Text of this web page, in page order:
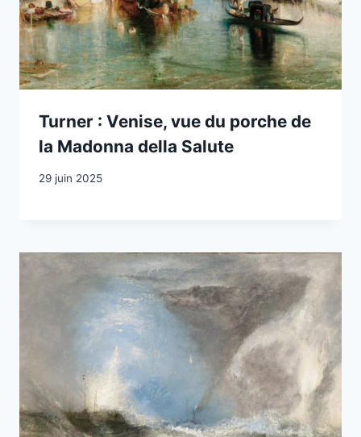
Turner : Venise, vue du porche de
la Madonna della Salute
29 juin 2025